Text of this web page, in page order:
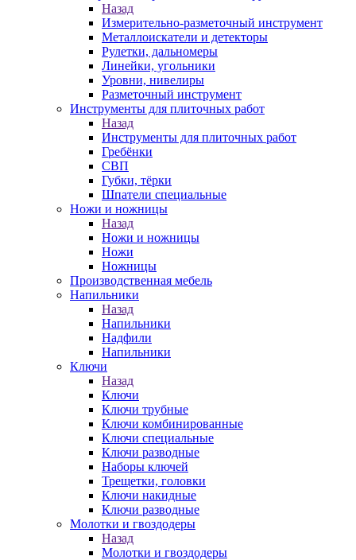
Назад
Измерительно-разметочный инструмент
Металлоискатели и детекторы
Рулетки, дальномеры
Линейки, угольники
Уровни, нивелиры
Разметочный инструмент
Инструменты для плиточных работ
Назад
Инструменты для плиточных работ
Гребёнки
СВП
Губки, тёрки
Шпатели специальные
Ножи и ножницы
Назад
Ножи и ножницы
Ножи
Ножницы
Производственная мебель
Напильники
Назад
Напильники
Надфили
Напильники
Ключи
Назад
Ключи
Ключи трубные
Ключи комбинированные
Ключи специальные
Ключи разводные
Наборы ключей
Трещетки, головки
Ключи накидные
Ключи разводные
Молотки и гвоздодеры
Назад
Молотки и гвоздодеры